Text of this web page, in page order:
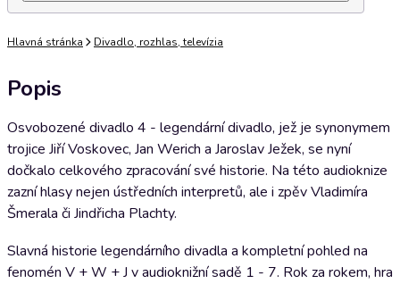
Hlavná stránka Divadlo, rozhlas, televízia
Popis
Osvobozené divadlo 4 - legendární divadlo, jež je synonymem
trojice Jiří Voskovec, Jan Werich a Jaroslav Ježek, se nyní
dočkalo celkového zpracování své historie. Na této audioknize
zazní hlasy nejen ústředních interpretů, ale i zpěv Vladimíra
Šmerala či Jindřicha Plachty.
Slavná historie legendárního divadla a kompletní pohled na
fenomén V + W + J v audioknižní sadě 1 - 7. Rok za rokem, hra